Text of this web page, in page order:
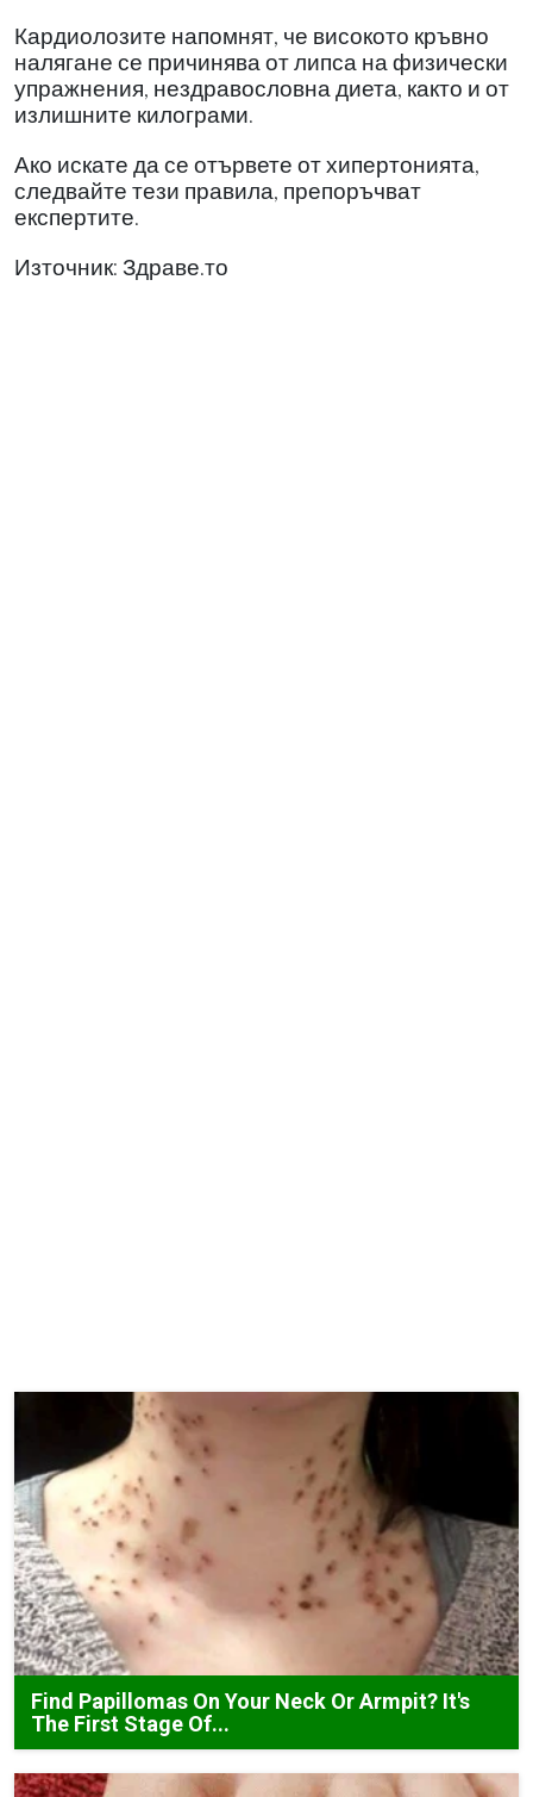
Кардиолозите напомнят, че високото кръвно
налягане се причинява от липса на физически
упражнения, нездравословна диета, както и от
излишните килограми.
Ако искате да се отървете от хипертонията,
следвайте тези правила, препоръчват
експертите.
Източник: Здраве.то
Find Papillomas On Your Neck Or Armpit? It's
The First Stage Of...